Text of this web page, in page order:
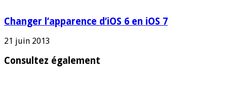
Changer l’apparence d’iOS 6 en iOS 7
21 juin 2013
Consultez également